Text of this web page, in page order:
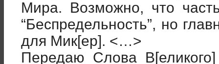
Мира. Возможно, что
“Беспредельность”, но
для Мик[ер]. <…>
Передаю Слова